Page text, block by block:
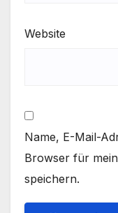
Website
Name, E-Mail-
Browser für
speichern.